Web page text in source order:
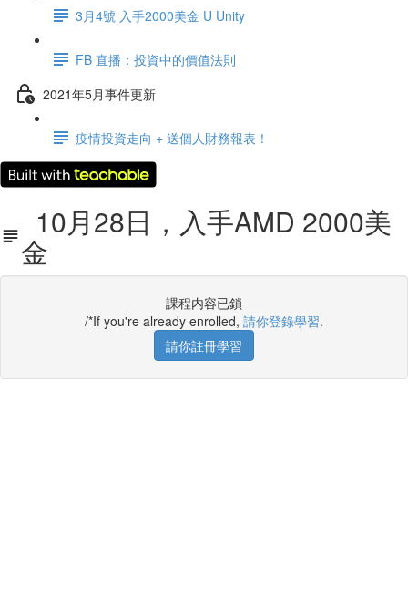
3月4號 入手2000美金 U Unity
FB 直播：投資中的價值法則
2021年5月事件更新
疫情投資走向 + 送個人財務報表！
10月28日，入手AMD 2000美
金
課程内容已鎖
/*If you're already enrolled, 請你登錄學習.
請你註冊學習